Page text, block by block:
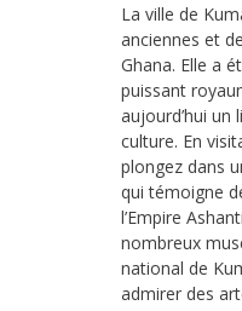
La ville de
anciennes et
Ghana. Elle a
puissant
aujourd’hui un
culture. En
plongez dans
qui témoigne
l’Empire
nombreux
national de
admirer des